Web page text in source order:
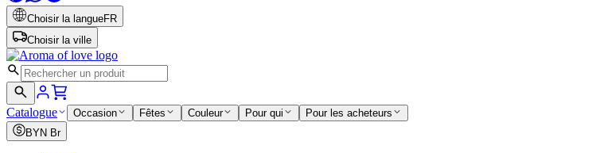
Choisir la langueFR
Choisir la ville
Catalogue Occasion Fêtes Couleur Pour qui
Pour les acheteurs
BYN Br